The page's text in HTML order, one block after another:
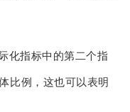
化指标中的第二个指
比例，这也可以表明